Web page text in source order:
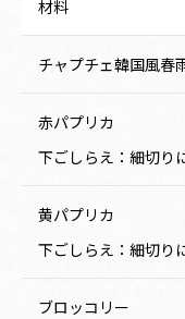
材料
チャプチェ韓国風春
赤パプリカ
下ごしらえ：細切り
黄パプリカ
下ごしらえ：細切り
ブロッコリー